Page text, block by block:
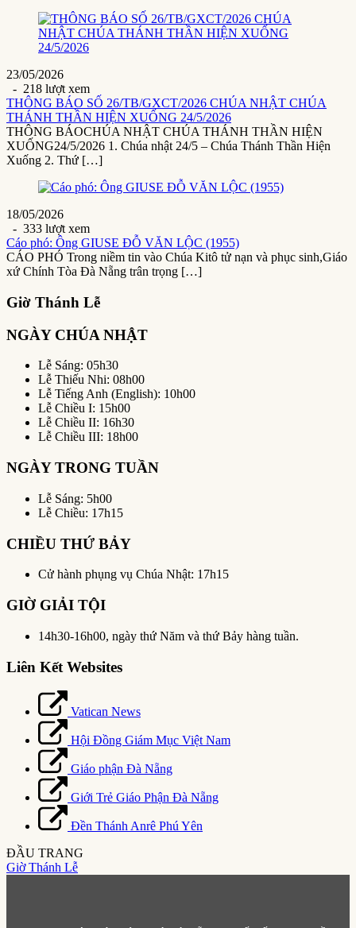
23/05/2026
- 218 lượt xem
THÔNG BÁO SỐ 26/TB/GXCT/2026 CHÚA NHẬT CHÚA
THÁNH THẦN HIỆN XUỐNG 24/5/2026
THÔNG BÁOCHÚA NHẬT CHÚA THÁNH THẦN HIỆN
XUỐNG24/5/2026 1. Chúa nhật 24/5 – Chúa Thánh Thần Hiện
Xuống 2. Thứ […]
18/05/2026
- 333 lượt xem
Cáo phó: Ông GIUSE ĐỖ VĂN LỘC (1955)
CÁO PHÓ Trong niềm tin vào Chúa Kitô tử nạn và phục sinh,Giáo
xứ Chính Tòa Đà Nẵng trân trọng […]
Giờ Thánh Lễ
NGÀY CHÚA NHẬT
Lễ Sáng: 05h30
Lễ Thiếu Nhi: 08h00
Lễ Tiếng Anh (English): 10h00
Lễ Chiều I: 15h00
Lễ Chiều II: 16h30
Lễ Chiều III: 18h00
NGÀY TRONG TUẦN
Lễ Sáng: 5h00
Lễ Chiều: 17h15
CHIỀU THỨ BẢY
Cử hành phụng vụ Chúa Nhật: 17h15
GIỜ GIẢI TỘI
14h30-16h00, ngày thứ Năm và thứ Bảy hàng tuần.
Liên Kết Websites
Vatican News
Hội Đồng Giám Mục Việt Nam
Giáo phận Đà Nẵng
Giới Trẻ Giáo Phận Đà Nẵng
Đền Thánh Anrê Phú Yên
ĐẦU TRANG
Giờ Thánh Lễ